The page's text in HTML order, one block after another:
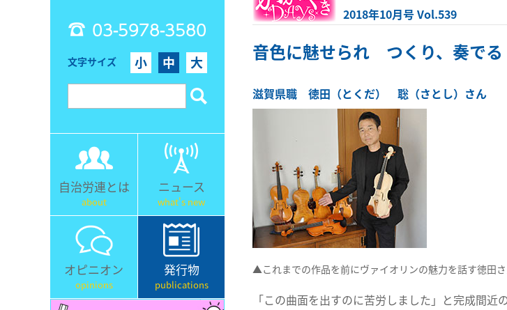
03-5978-3580
文字サイズ 小 中 大
自治労連とは
about
ニュース
what's new
オピニオン
opinions
発行物
publications
2018年10月号 Vol.539
音色に魅せられ つくり、奏でる
滋賀県職 徳田（とくだ） 聡（さとし）さん
▲これまでの作品を前にヴァイオリンの魅力を話す徳田
「この曲面を出すのに苦労しました」と完成間